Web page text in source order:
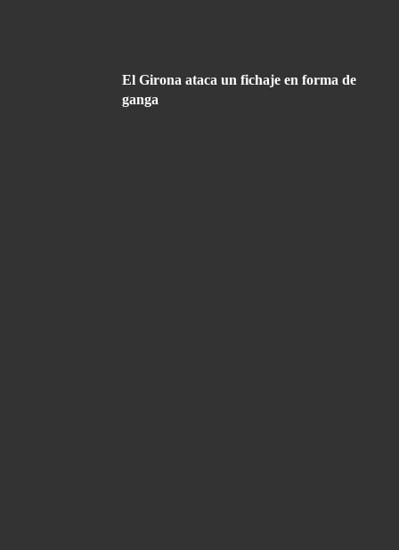
El Girona ataca un fichaje en forma de
ganga